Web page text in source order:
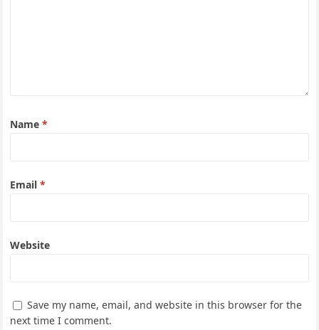
Name*
Email*
Website
Save my name, email, and website in this browser for the
next time I comment.